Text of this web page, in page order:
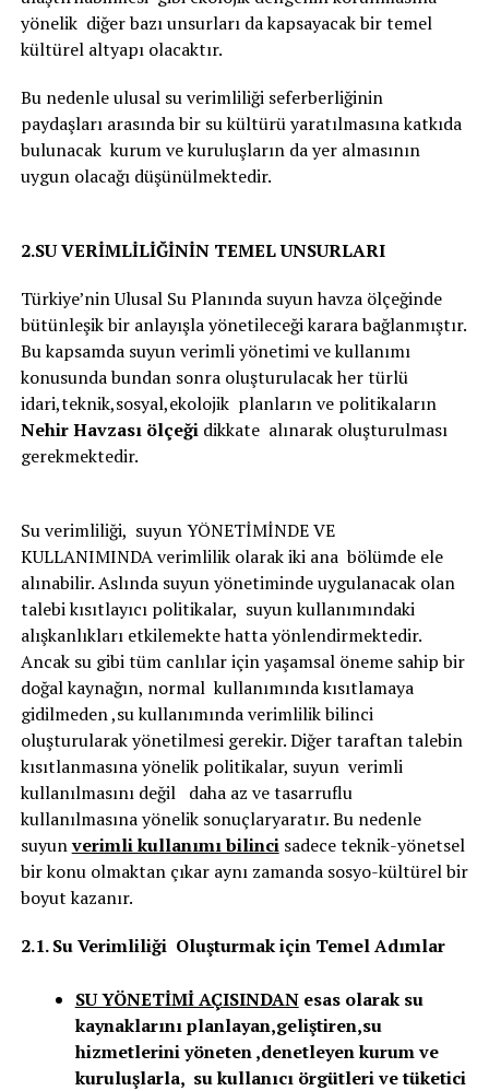
yönelik diğer bazı unsurları da kapsayacak bir temel
kültürel altyapı olacaktır.
Bu nedenle ulusal su verimliliği seferberliğinin
paydaşları arasında bir su kültürü yaratılmasına katkıda
bulunacak kurum ve kuruluşların da yer almasının
uygun olacağı düşünülmektedir.
2.SU VERİMLİLİĞİNİN TEMEL UNSURLARI
Türkiye’nin Ulusal Su Planında suyun havza ölçeğinde
bütünleşik bir anlayışla yönetileceği karara bağlanmıştır.
Bu kapsamda suyun verimli yönetimi ve kullanımı
konusunda bundan sonra oluşturulacak her türlü
idari,teknik,sosyal,ekolojik planların ve politikaların
Nehir Havzası ölçeğidikkate alınarak oluşturulması
gerekmektedir.
Su verimliliği, suyun YÖNETİMİNDE VE
KULLANIMINDA verimlilik olarak iki ana bölümde ele
alınabilir. Aslında suyun yönetiminde uygulanacak olan
talebi kısıtlayıcı politikalar, suyun kullanımındaki
alışkanlıkları etkilemekte hatta yönlendirmektedir.
Ancak su gibi tüm canlılar için yaşamsal öneme sahip bir
doğal kaynağın, normal kullanımında kısıtlamaya
gidilmeden ,su kullanımında verimlilik bilinci
oluşturularak yönetilmesi gerekir. Diğer taraftan talebin
kısıtlanmasına yönelik politikalar, suyun verimli
kullanılmasını değil daha az ve tasarruflu
kullanılmasına yönelik sonuçlaryaratır. Bu nedenle
suyunverimli kullanımı bilincisadece teknik-yönetsel
bir konu olmaktan çıkar aynı zamanda sosyo-kültürel bir
boyut kazanır.
2.1. Su Verimliliği Oluşturmak için Temel Adımlar
SU YÖNETİMİ AÇISINDANesas olarak su
kaynaklarını planlayan,geliştiren,su
hizmetlerini yöneten ,denetleyen kurum ve
kuruluşlarla, su kullanıcı örgütleri ve tüketici